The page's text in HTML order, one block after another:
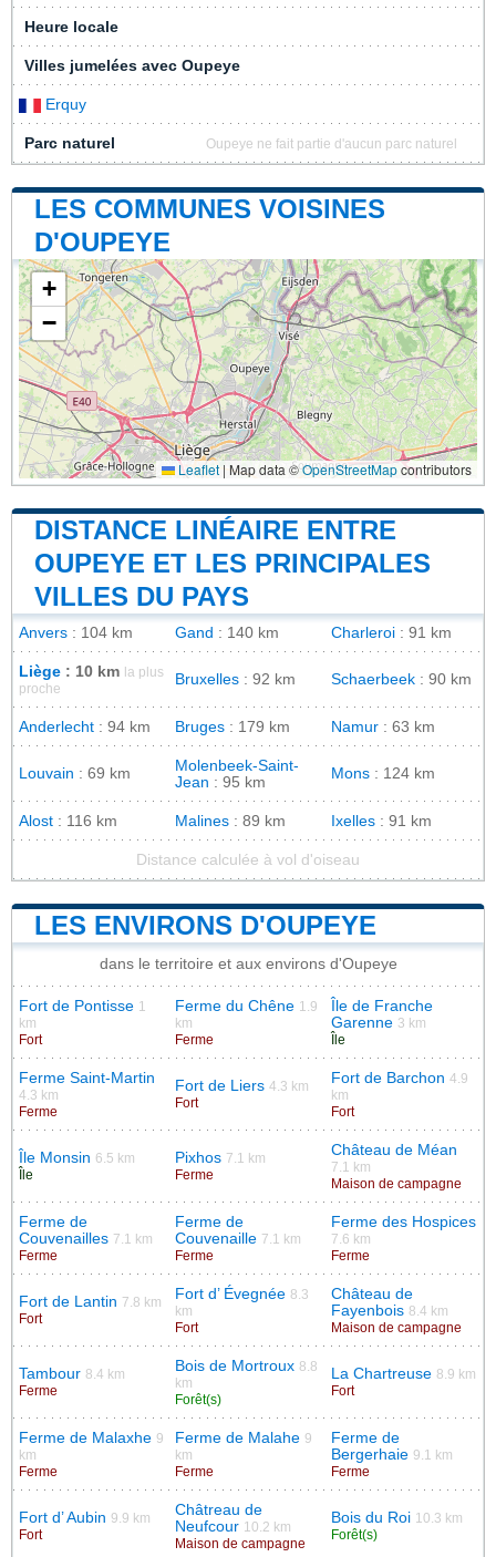
Heure locale
Villes jumelées avec Oupeye
Erquy
Parc naturel Oupeye ne fait partie d'aucun parc naturel
LES COMMUNES VOISINES
D'OUPEYE
+
−
Leaflet |Map data ©OpenStreetMapcontributors
DISTANCE LINÉAIRE ENTRE
OUPEYE ET LES PRINCIPALES
VILLES DU PAYS
Anvers : 104 km Gand : 140 km Charleroi : 91 km
Liège : 10 km
la plus
proche
Bruxelles : 92 km Schaerbeek : 90 km
Anderlecht : 94 km Bruges : 179 km Namur : 63 km
Louvain : 69 km
Molenbeek-Saint-
Jean : 95 km
Mons : 124 km
Alost : 116 km Malines : 89 km Ixelles : 91 km
Distance calculée à vol d'oiseau
LES ENVIRONS D'OUPEYE
dans le territoire et aux environs d'Oupeye
Fort de Pontisse 1
km
Fort
Ferme du Chêne 1.9
km
Ferme
Île de Franche
Garenne 3 km
Île
Ferme Saint-Martin
4.3 km
Ferme
Fort de Liers 4.3 km
Fort
Fort de Barchon 4.9
km
Fort
Île Monsin 6.5 km
Île
Pixhos 7.1 km
Ferme
Château de Méan
7.1 km
Maison de campagne
Ferme de
Couvenailles 7.1 km
Ferme
Ferme de
Couvenaille 7.1 km
Ferme
Ferme des Hospices
7.6 km
Ferme
Fort de Lantin 7.8 km
Fort
Fort d’ Évegnée 8.3
km
Fort
Château de
Fayenbois 8.4 km
Maison de campagne
Tambour 8.4 km
Ferme
Bois de Mortroux 8.8
km
Forêt(s)
La Chartreuse 8.9 km
Fort
Ferme de Malaxhe 9
km
Ferme
Ferme de Malahe 9
km
Ferme
Ferme de
Bergerhaie 9.1 km
Ferme
Fort d’ Aubin 9.9 km
Fort
Châtreau de
Neufcour 10.2 km
Maison de campagne
Bois du Roi 10.3 km
Forêt(s)